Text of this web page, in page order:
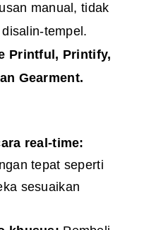
manual, tidak
tempel.
Printful, Printify,
Gearment.
real-time:
tepat seperti
sesuaikan